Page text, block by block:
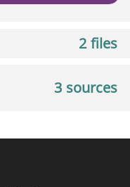
2 files
3 sources